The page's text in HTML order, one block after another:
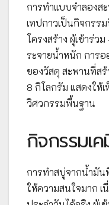
การทำแบบจำลองส
เทปกาวเป็นกิจกรร
โครงสร้าง ผู้เข้าร่ว
ระจายน้ำหนัก การ
ของวัสดุ สะพานที่ส
8 กิโลกรัม แสดงให้
วิศวกรรมพื้นฐาน
กิจกรรมเ
การทำสบู่จากน้ำมัน
ให้ความสนใจมาก เ